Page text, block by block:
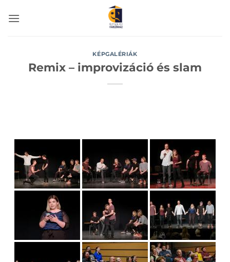
KÉPGALÉRIÁK
Remix – improvizáció és slam